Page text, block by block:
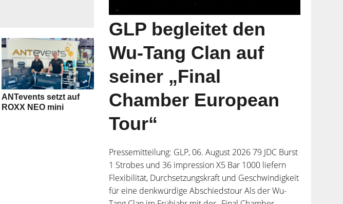
ANTevents setzt auf
ROXX NEO mini
GLP begleitet den
Wu-Tang Clan auf
seiner „Final
Chamber European
Tour“
Pressemitteilung: GLP, 06. August 2026 79 JDC Burst
1 Strobes und 36 impression X5 Bar 1000 liefern
Flexibilität, Durchsetzungskraft und Geschwindigkeit
für eine denkwürdige Abschiedstour Als der Wu-